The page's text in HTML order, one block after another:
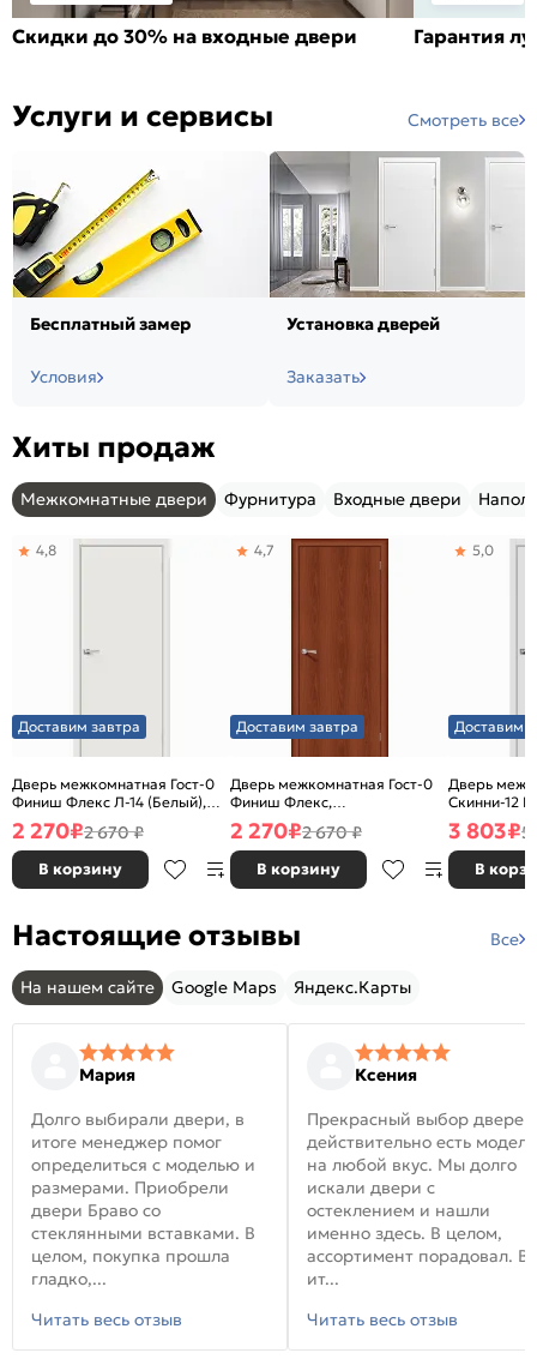
Скидки до 30% на входные двери Гарантия
Услуги и сервисы Смотреть все
Бесплатный замер
Условия
Установка дверей
Заказать
Хиты продаж
Межкомнатные двери Фурнитура Входные двери
Доставим завтра
Дверь межкомнатная Гост-0
Финиш Флекс Л-14 (Белый),
глухая, каркасно-щитовая
4,8
2 270₽2 670 ₽
В корзину
Доставим завтра
Дверь межкомнатная Гост-0
Финиш Флекс,
Ламинированные Л-11
(ИталОрех), глухая, каркасно-
щитовая
4,7
2 270₽2 670 ₽
В корзину
Доставим
Дверь
Скинни-12
глухая,
5,0
3 803₽5
В
Настоящие отзывы Все
На нашем сайте Google Maps Яндекс.Карты
Мария
Долго выбирали двери, в
итоге менеджер помог
определиться с моделью и
размерами. Приобрели
двери Браво со
стеклянными вставками. В
целом, покупка прошла
гладко,...
Читать весь отзыв
Ксения
Прекрасный выбор
действительно есть модели
на любой вкус. Мы долго
искали двери с
остеклением и нашли
именно здесь. В целом,
ассортимент порадовал. В
ит...
Читать весь отзыв